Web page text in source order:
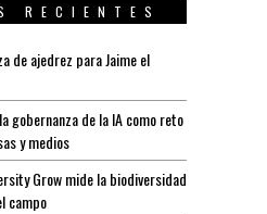
RECIENTES
de ajedrez para Jaime el
gobernanza de la IA como reto
y medios
Grow mide la biodiversidad
campo